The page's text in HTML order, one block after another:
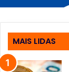
MAIS LIDAS